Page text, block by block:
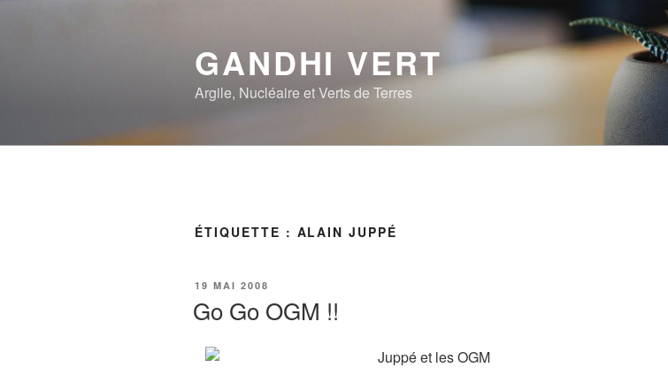
GANDHI VERT
Argile, Nucléaire et Verts de Terres
ÉTIQUETTE : ALAIN JUPPÉ
PUBLIÉ
19 MAI 2008
Go Go OGM !!